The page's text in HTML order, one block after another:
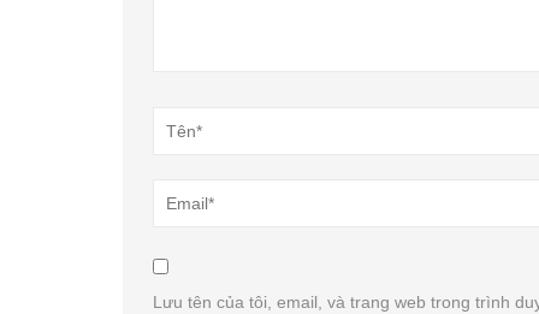
Lưu tên của tôi, email, và trang web trong trình